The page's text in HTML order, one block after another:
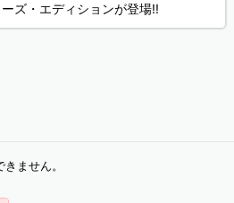
ズ・エディションが登場!!
ません。